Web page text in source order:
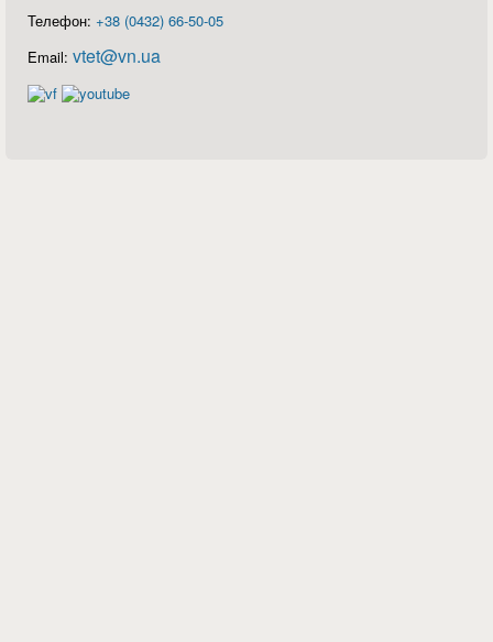
Телефон: +38 (0432) 66-50-05
Email: vtet@vn.ua